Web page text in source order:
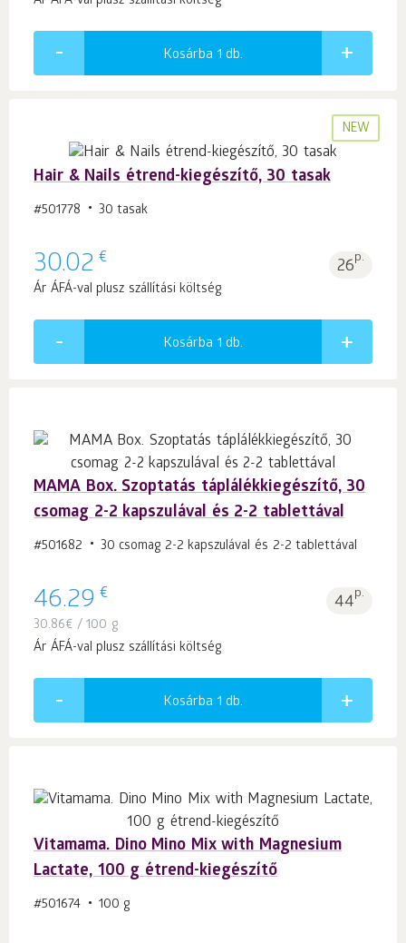
Kosárba 1 db.
NEW
Hair & Nails étrend-kiegészítő, 30 tasak
#501778 30 tasak
30.02 € 26p.
Ár ÁFÁ-val plusz szállítási költség
Kosárba 1 db.
MAMA Box. Szoptatás táplálékkiegészítő, 30
csomag 2-2 kapszulával és 2-2 tablettával
#501682 30 csomag 2-2 kapszulával és 2-2 tablettával
46.29 € 44p.
30.86€ / 100 g
Ár ÁFÁ-val plusz szállítási költség
Kosárba 1 db.
Vitamama. Dino Mino Mix with Magnesium
Lactate, 100 g étrend-kiegészítő
#501674 100 g